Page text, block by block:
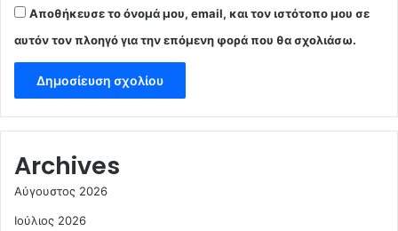
Αποθήκευσε το όνομά μου, email, και τον ιστότοπο μου σε
αυτόν τον πλοηγό για την επόμενη φορά που θα σχολιάσω.
Archives
Αύγουστος 2026
Ιούλιος 2026